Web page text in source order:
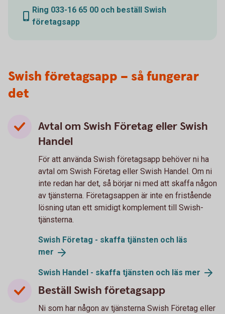
Ring 033-16 65 00 och beställ Swish
företagsapp
Swish företagsapp – så fungerar
det
Avtal om Swish Företag eller Swish
Handel
För att använda Swish företagsapp behöver ni ha
avtal om Swish Företag eller Swish Handel. Om ni
inte redan har det, så börjar ni med att skaffa någon
av tjänsterna. Företagsappen är inte en fristående
lösning utan ett smidigt komplement till Swish-
tjänsterna.
Swish Företag - skaffa tjänsten och läs
mer
Swish Handel - skaffa tjänsten och läs mer
Beställ Swish företagsapp
Ni som har någon av tjänsterna Swish Företag eller